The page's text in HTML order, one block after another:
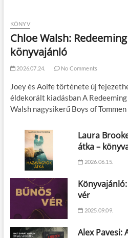
KÖNYV
Chloe Walsh:
könyvajánló
2026.07.24. No Comments
Joey és Aoife története új
éldekorált kiadásban A
Walsh nagysikerű Boys of
Laura
átka –
2026.06.15.
vér
2025.09.09.
Alex Pavesi: